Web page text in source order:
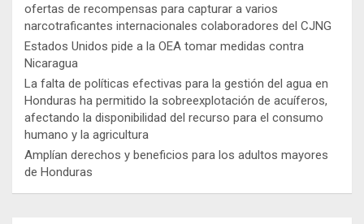
ofertas de recompensas para capturar a varios
narcotraficantes internacionales colaboradores del CJNG
Estados Unidos pide a la OEA tomar medidas contra
Nicaragua
La falta de políticas efectivas para la gestión del agua en
Honduras ha permitido la sobreexplotación de acuíferos,
afectando la disponibilidad del recurso para el consumo
humano y la agricultura
Amplían derechos y beneficios para los adultos mayores
de Honduras